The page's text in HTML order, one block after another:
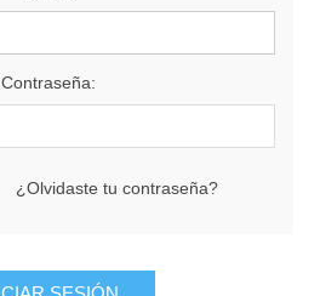
Contraseña:
¿Olvidaste tu contraseña?